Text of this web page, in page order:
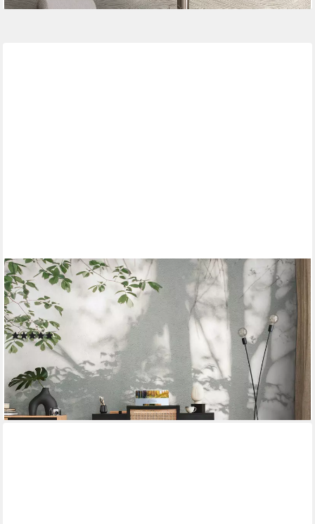
LIVING WALLS
Fototapete THE WALL III Fassadenoptik Tapete Motivtapete
Blätterranke Blattmotiv, glatt, matt, (1 St), Vliestapete Stein-Optik
Schlafzimmer Küche Wohnzimmer Fassadenoptik
(5)
ab 50,12 € UVP 107,95 €
lieferbar - in 2-3 Werktagen bei dir